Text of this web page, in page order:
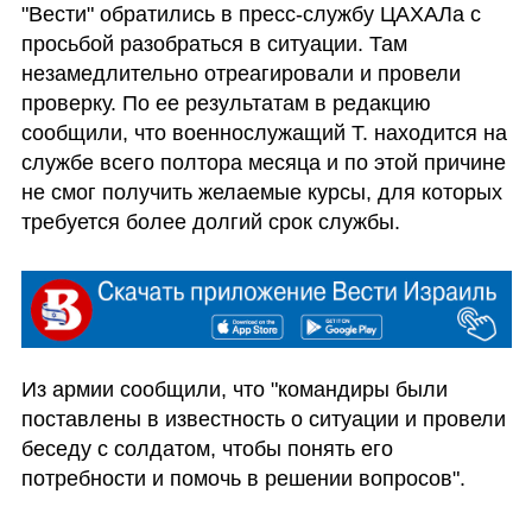
"Вести" обратились в пресс-службу ЦАХАЛа с
просьбой разобраться в ситуации. Там
незамедлительно отреагировали и провели
проверку. По ее результатам в редакцию
сообщили, что военнослужащий Т. находится на
службе всего полтора месяца и по этой причине
не смог получить желаемые курсы, для которых
требуется более долгий срок службы.
Из армии сообщили, что "командиры были
поставлены в известность о ситуации и провели
беседу с солдатом, чтобы понять его
потребности и помочь в решении вопросов".